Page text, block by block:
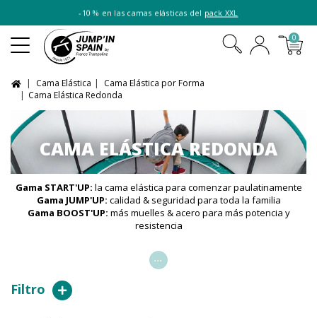
-10 % en las camas elásticas del pack XXL
0
Cama Elástica
Cama Elástica por Forma
Cama Elástica Redonda
CAMA ELÁSTICA REDONDA
Gama START'UP: la cama elástica para comenzar paulatinamente
Gama JUMP'UP: calidad & seguridad para toda la familia
Gama BOOST'UP: más muelles & acero para más potencia y
resistencia
...
Filtro